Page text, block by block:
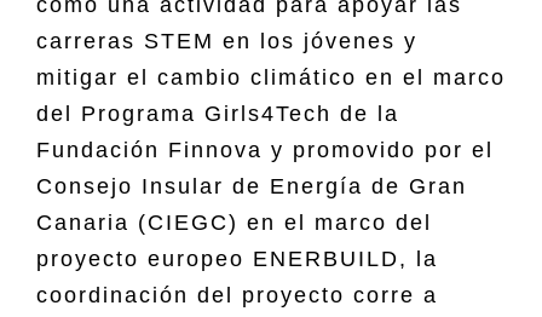
como una actividad para apoyar las
carreras STEM en los jóvenes y
mitigar el cambio climático en el marco
del Programa Girls4Tech de la
Fundación Finnova y promovido por el
Consejo Insular de Energía de Gran
Canaria (CIEGC) en el marco del
proyecto europeo ENERBUILD, la
coordinación del proyecto corre a